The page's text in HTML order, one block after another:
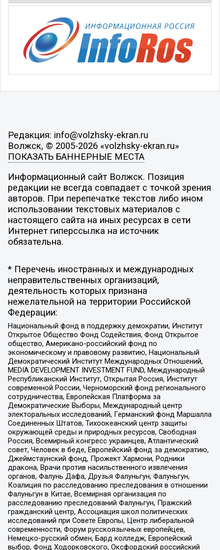
Редакция: info@volzhsky-ekran.ru
Волжск, © 2005-2026 «volzhsky-ekran.ru»
ПОКАЗАТЬ БАННЕРНЫЕ МЕСТА
Информационный сайт Волжск. Позиция
редакции не всегда совпадает с точкой зрения
авторов. При перепечатке текстов либо ином
использовании текстовых материалов с
настоящего сайта на иных ресурсах в сети
Интернет гиперссылка на источник
обязательна.
* Перечень иностранных и международных
неправительственных организаций,
деятельность которых признана
нежелательной на территории Российской
Федерации:
Национальный фонд в поддержку демократии, Институт
Открытое Общество Фонд Содействия, Фонд Открытое
общество, Американо-российский фонд по
экономическому и правовому развитию, Национальный
Демократический Институт Международных Отношений,
MEDIA DEVELOPMENT INVESTMENT FUND, Международный
Республиканский Институт, Открытая Россия, Институт
современной России, Черноморский фонд регионального
сотрудничества, Европейская Платформа за
Демократические Выборы, Международный центр
электоральных исследований, Германский фонд Маршалла
Соединенных Штатов, Тихоокеанский центр защиты
окружающей среды и природных ресурсов, Свободная
Россия, Всемирный конгресс украинцев, Атлантический
совет, Человек в беде, Европейский фонд за демократию,
Джеймстаунский фонд, Прожект Хармони, Родники
дракона, Врачи против насильственного извлечения
органов, Фалунь Дафа, Друзья Фалуньгун, Фалуньгун,
Коалиция по расследованию преследования в отношении
Фалуньгун в Китае, Всемирная организация по
расследованию преследований Фалуньгун, Пражский
гражданский центр, Ассоциация школ политических
исследований при Совете Европы, Центр либеральной
современности, Форум русскоязычных европейцев,
Немецко-русский обмен, Бард колледж, Европейский
выбор, Фонд Ходорковского, Оксфордский российский